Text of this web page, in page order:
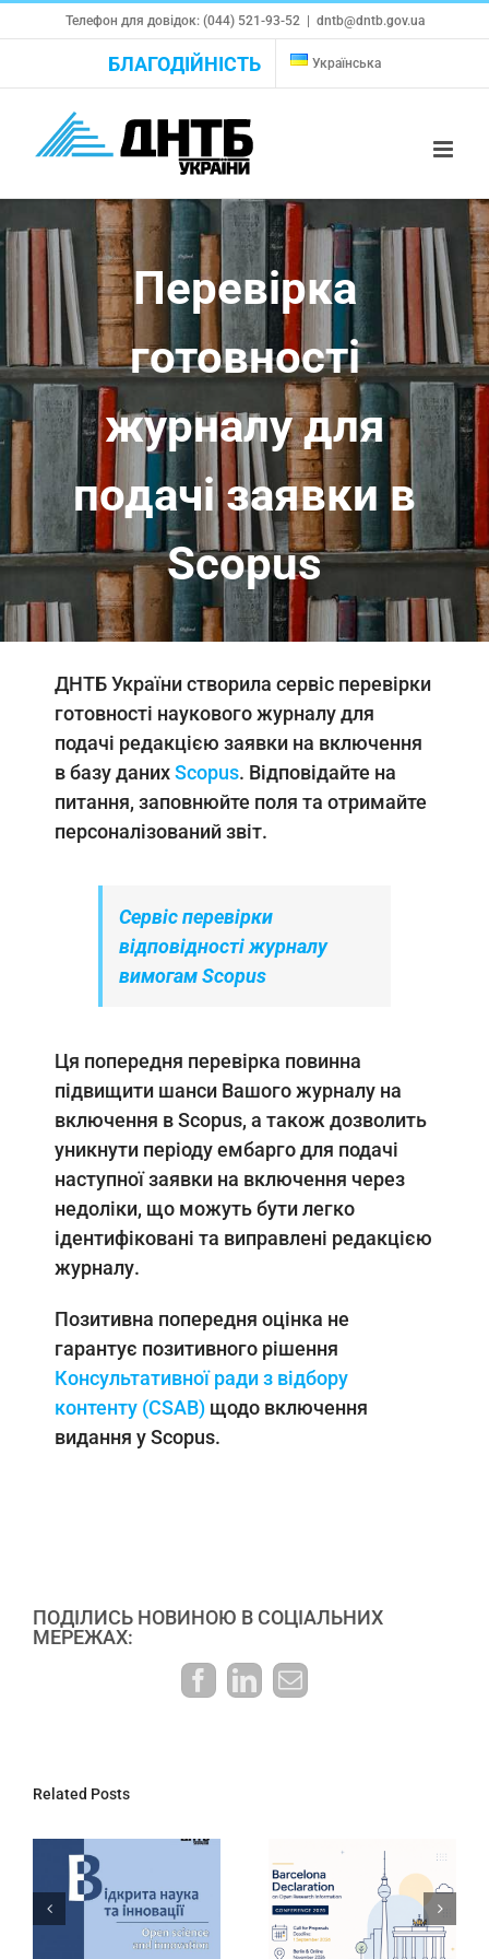
to
Телефон для довідок: (044) 521-93-52 dntb@dntb.gov.ua
БЛАГОДІЙНІСТЬ Українська
Перевірка
готовності
журналу для
подачі заявки в
Scopus
ДНТБ України створила сервіс перевірки
готовності наукового журналу для
подачі редакцією заявки на включення
в базу данихScopus. Відповідайте на
питання, заповнюйте поля та отримайте
персоналізований звіт.
Сервіс перевірки
відповідності журналу
вимогам Scopus
Ця попередня перевірка повинна
підвищити шанси Вашого журналу на
включення в Scopus, а також дозволить
уникнути періоду ембарго для подачі
наступної заявки на включення через
недоліки, що можуть бути легко
ідентифіковані та виправлені редакцією
журналу.
Позитивна попередня оцінка не
гарантує позитивного рішення
Консультативної ради з відбору
контенту (CSAB) щодо включення
видання у Scopus.
ПОДІЛИСЬ НОВИНОЮ В СОЦІАЛЬНИХ
МЕРЕЖАХ:
Facebook
LinkedIn
E-
mail:
Related Posts
запрошує
долучитися до
конференції
Інтерактивний
дашборд
результатів
державної